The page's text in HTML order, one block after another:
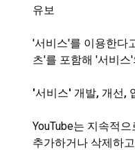
유보
'서비스'를 이용한다
츠'를 포함해 '서비
'서비스' 개발, 개선,
YouTube는 지속적
추가하거나 삭제하